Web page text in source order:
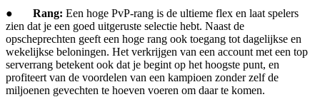
● Rang: Een hoge PvP-rang is de ultieme flex en laat spelers
zien dat je een goed uitgeruste selectie hebt. Naast de
opscheprechten geeft een hoge rang ook toegang tot dagelijkse en
wekelijkse beloningen. Het verkrijgen van een account met een top
serverrang betekent ook dat je begint op het hoogste punt, en
profiteert van de voordelen van een kampioen zonder zelf de
miljoenen gevechten te hoeven voeren om daar te komen.